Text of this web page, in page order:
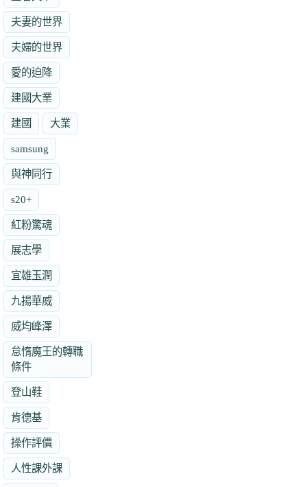
夫妻的世界
夫婦的世界
愛的迫降
建國大業
建國 大業
samsung
與神同行
s20+
紅粉驚魂
展志學
宜雄玉潤
九揚華威
威均峰澤
怠惰魔王的轉職
條件
登山鞋
肯德基
操作評價
人性課外課